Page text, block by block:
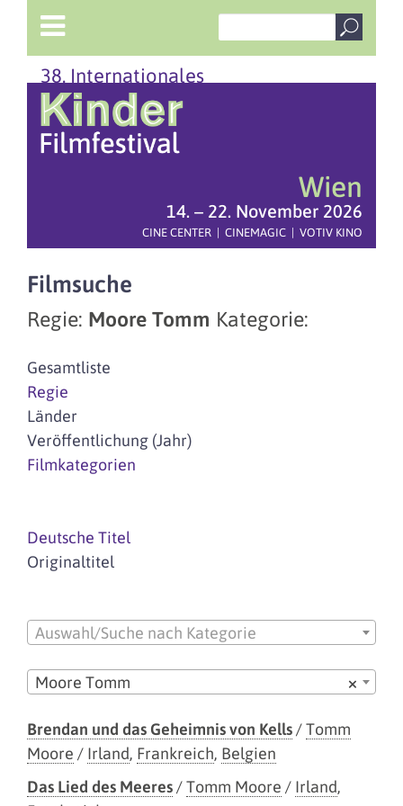
38. Internationales
Wien
14. – 22. November 2026
CINE CENTER | CINEMAGIC | VOTIV KINO
Filmsuche
Regie: Moore Tomm Kategorie:
Gesamtliste
Regie
Länder
Veröffentlichung (Jahr)
Filmkategorien
Deutsche Titel
Originaltitel
Auswahl/Suche nach Kategorie
×
Moore Tomm
Brendan und das Geheimnis von Kells/Tomm
Moore / Irland, Frankreich, Belgien
Das Lied des Meeres/Tomm Moore / Irland,